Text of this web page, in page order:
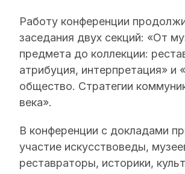
Работу конференции
заседания двух секций: «От
предмета до коллекции:
атрибуция, интерпретация» и
общество. Стратегии
века».
В конференции с докладами
участие искусствоведы,
реставраторы, историки,